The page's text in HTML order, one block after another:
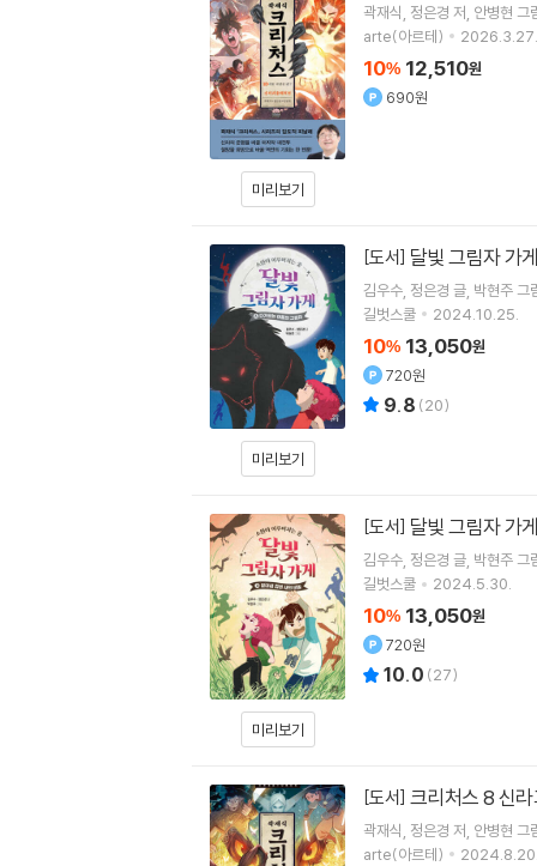
미리보기
곽재식 정은경 저 안병현 그
arte(아르테)
2026.3.27.
10% 12,510원
690원
미리보기
[도서] 달빛 그림자 가
김우수 정은경 글 박현주그
길벗스쿨
2024.10.25.
10% 13,050원
720원
9.8 (20)
미리보기
[도서] 달빛 그림자 가
김우수 정은경 글 박현주그
길벗스쿨
2024.5.30.
10% 13,050원
720원
10.0 (27)
[도서] 크리처스 8 신
곽재식 정은경 저 안병현 그
arte(아르테)
2024.8.20.